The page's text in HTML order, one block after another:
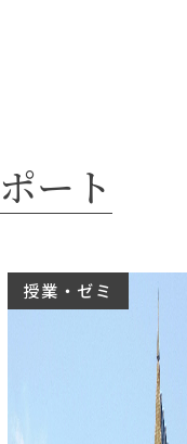
ート
授業・ゼミ